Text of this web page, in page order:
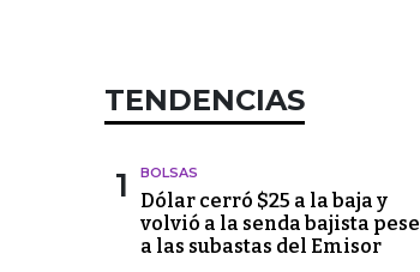
TENDENCIAS
1 BOLSAS
Dólar cerró $25 a la baja y
volvió a la senda bajista pese
a las subastas del Emisor